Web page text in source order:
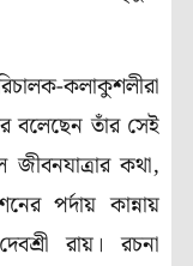
কলাকুশলীরা
বলেছেন তাঁর সেই
কথা,
পর্দায় কান্নায়
রায়। রচনা